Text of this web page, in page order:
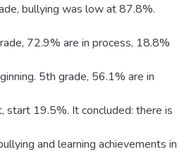
bullying was low at 87.8%.
72.9% are in process, 18.8%
5th grade, 56.1% are in
start 19.5%. It concluded: there is
and learning achievements in